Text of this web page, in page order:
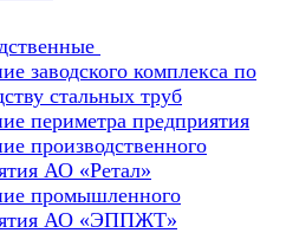
заводского комплекса по
стальных труб
периметра предприятия
производственного
АО «Ретал»
промышленного
АО «ЭППЖТ»